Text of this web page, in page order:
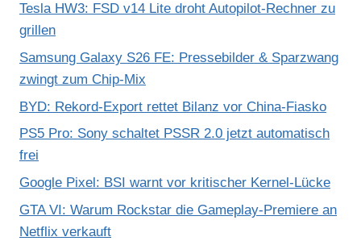
Tesla HW3: FSD v14 Lite droht Autopilot-Rechner zu
grillen
Samsung Galaxy S26 FE: Pressebilder & Sparzwang
zwingt zum Chip-Mix
BYD: Rekord-Export rettet Bilanz vor China-Fiasko
PS5 Pro: Sony schaltet PSSR 2.0 jetzt automatisch
frei
Google Pixel: BSI warnt vor kritischer Kernel-Lücke
GTA VI: Warum Rockstar die Gameplay-Premiere an
Netflix verkauft